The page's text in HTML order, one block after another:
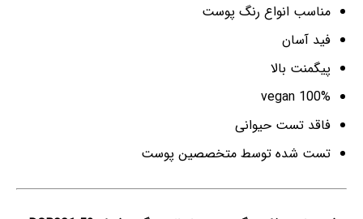
مناسب انواع رنگ پوست
فید آسان
پیگمنت بالا
100% vegan
فاقد تست حیوانی
تست شده توسط متخصصین پوست